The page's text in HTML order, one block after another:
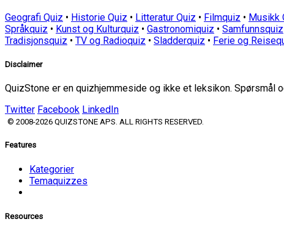
Geografi Quiz • Historie Quiz • Litteratur Quiz • Filmquiz • Musikk
Språkquiz • Kunst og Kulturquiz • Gastronomiquiz • Samfunnsquiz
Tradisjonsquiz • TV og Radioquiz • Sladderquiz • Ferie og
Disclaimer
QuizStone er en quizhjemmeside og ikke et leksikon.
Twitter Facebook LinkedIn
© 2008-2026 QUIZSTONE APS. ALL RIGHTS RESERVED.
Features
Kategorier
Temaquizzes
Resources